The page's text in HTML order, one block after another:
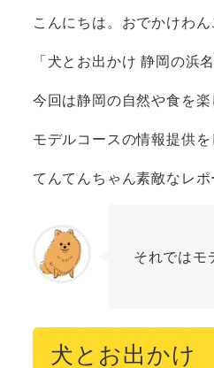
こんにちは。おでかけわん
「犬とお出かけ 静岡の浜
今回は静岡の自然や食を
モデルコースの情報提供
てんてんちゃん素敵なレポ
それではモ
犬とお出かけ